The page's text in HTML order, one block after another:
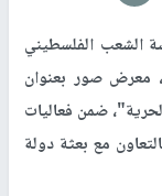
الشعب الفلسطيني
معرض صور بعنوان
ضمن فعاليات
مع بعثة دولة